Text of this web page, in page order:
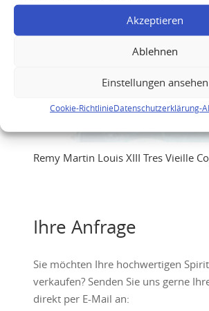
Akzeptieren
Ablehnen
Einstellungen ansehen
Cookie-RichtlinieDatenschutzerklärung-
Remy Martin Louis XIII Tres Vieille
Ihre Anfrage
Sie möchten Ihre hochwertigen
verkaufen? Senden Sie uns gerne
direkt per E-Mail an: